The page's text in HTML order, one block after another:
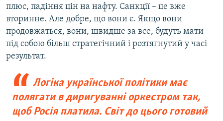
плюс, падіння цін на нафту. Санкції – це вже
вторинне. Але добре, що вони є. Якщо вони
продовжаться, вони, швидше за все, будуть мати
під собою більш стратегічний і розтягнутий у часі
результат.
Логіка української політики має
полягати в диригуванні оркестром так,
щоб Росія платила. Світ до цього готовий